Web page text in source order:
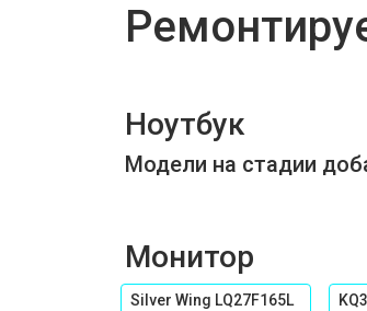
Ноутбук
Модели на стадии
Монитор
Silver Wing LQ27F165L